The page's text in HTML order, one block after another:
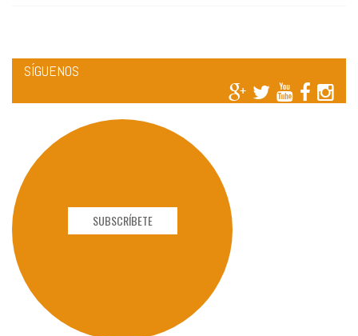
SÍGUENOS
SUBSCRÍBETE